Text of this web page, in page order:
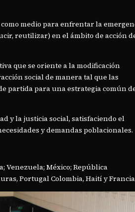
medio para enfrentar la
reutilizar) en el ámbito de acción
que se oriente a la modificación
social de manera tal que las
partida para una estrategia común
y la justicia social, satisfaciendo el
y demandas poblacionales.
Venezuela; México; República
Portugal Colombia, Haití y